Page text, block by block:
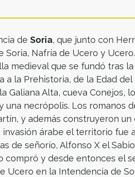
de Soria, que junto con
Nafría de Ucero y
medieval que se fundó tras
la Prehistoria, de la Edad
Alta, cueva Conejos,
necrópolis. Los romanos
y además construyeron un
árabe el territorio fue
de señorío, Alfonso X el
compró y desde entonces el
Ucero en la Intendencia de